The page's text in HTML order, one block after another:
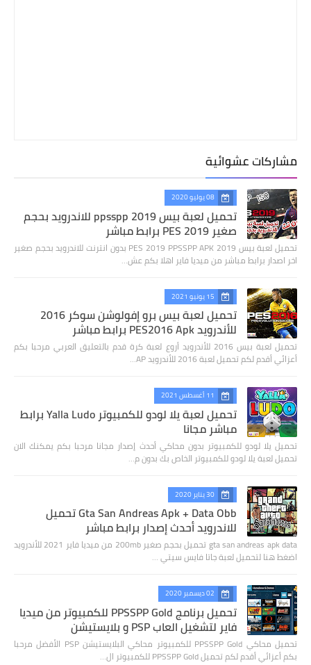
مشاركات عشوائية
08 يوليو 2020
تحميل لعبة بيس 2019 ppsspp للاندرويد بحجم
صغير PES 2019 برابط مباشر
تحميل لعبة بيس 2019 PES 2019 PPSSPP APK بدون انترنت للاندرويد بحجم صغير
اخر اصدار برابط مباشر من ميديا فاير اهلا بكم عش…
15 يونيو 2021
تحميل لعبة بيس برو إفولوشن سوكر 2016
للأندرويد PES2016 Apk برابط مباشر
تحميل لعبة بيس 2016 للأندرويد أروع لعبة كرة قدم بالتعليق العربي مرحبا بكم
أعزائي أقدم لكم تحميل لعبة 2016 للأندرويد AP…
11 أغسطس 2021
تحميل لعبة يلا لودو للكمبيوتر Yalla Ludo برابط
مباشر مجانا
تحميل يلا لودو للكمبيوتر بدون محاكي أحدث إصدار مجانا مرحبا بكم يمكنك الان
تحميل لعبة يلا لودو للكمبيوتر الخاص بك بدون م…
30 يناير 2020
Gta San Andreas Apk + Data Obb تحميل
للاندرويد أحدث إصدار برابط مباشر
gta san andreas apk data تحميل بحجم صغير 200mb من ميديا فاير 2021 للأندرويد
اضغط هنا لتحميل لعبة جاتا فايس سيتي …
02 ديسمبر 2020
تحميل برنامج PPSSPP Gold للكمبيوتر من ميديا
فاير لتشغيل العاب PSP و بلايستيشن
تحميل محاكي PPSSPP Gold للكمبيوتر محاكي البلايستيشن PSP الأفضل مرحبا
بكم أعزائي أقدم لكم تحميل PPSSPP Gold للكمبيوتر ال…